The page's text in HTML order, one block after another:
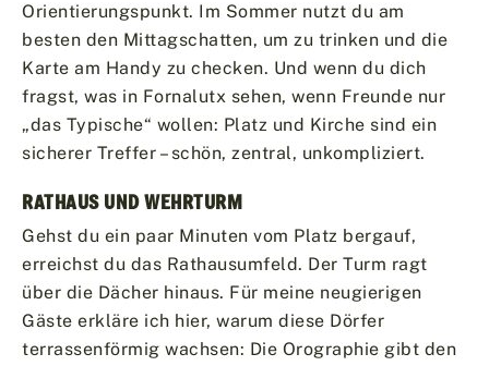
Orientierungspunkt. Im Sommer nutzt du am
besten den Mittagschatten, um zu trinken und die
Karte am Handy zu checken. Und wenn du dich
fragst, was in Fornalutx sehen, wenn Freunde nur
„das Typische“ wollen: Platz und Kirche sind ein
sicherer Treffer – schön, zentral, unkompliziert.
RATHAUS UND WEHRTURM
Gehst du ein paar Minuten vom Platz bergauf,
erreichst du das Rathausumfeld. Der Turm ragt
über die Dächer hinaus. Für meine neugierigen
Gäste erkläre ich hier, warum diese Dörfer
terrassenförmig wachsen: Die Orographie gibt den